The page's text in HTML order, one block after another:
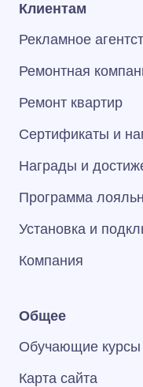
Клиентам
Рекламное
Ремонтная
Ремонт квартир
Сертификаты и
Награды и
Программа
Установка и
Компания
Общее
Обучающие курсы
Карта сайта